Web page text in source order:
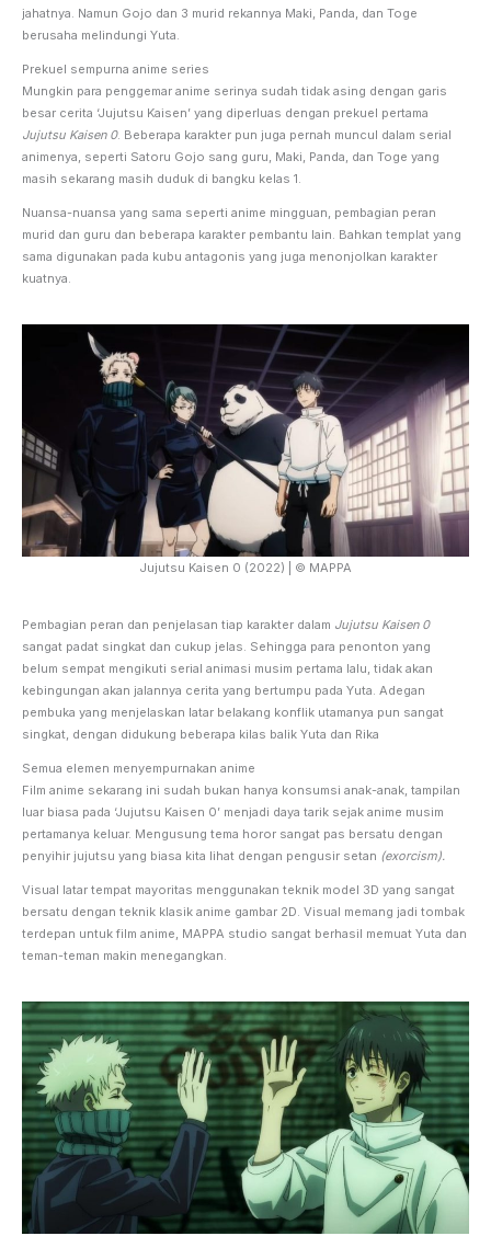
jahatnya. Namun Gojo dan 3 murid rekannya Maki, Panda, dan Toge
berusaha melindungi Yuta.
Prekuel sempurna anime series
Mungkin para penggemar anime serinya sudah tidak asing dengan garis
besar cerita ‘Jujutsu Kaisen’ yang diperluas dengan prekuel pertama
Jujutsu Kaisen 0. Beberapa karakter pun juga pernah muncul dalam serial
animenya, seperti Satoru Gojo sang guru, Maki, Panda, dan Toge yang
masih sekarang masih duduk di bangku kelas 1.
Nuansa-nuansa yang sama seperti anime mingguan, pembagian peran
murid dan guru dan beberapa karakter pembantu lain. Bahkan templat yang
sama digunakan pada kubu antagonis yang juga menonjolkan karakter
kuatnya.
Jujutsu Kaisen 0 (2022) | © MAPPA
Pembagian peran dan penjelasan tiap karakter dalam Jujutsu Kaisen 0
sangat padat singkat dan cukup jelas. Sehingga para penonton yang
belum sempat mengikuti serial animasi musim pertama lalu, tidak akan
kebingungan akan jalannya cerita yang bertumpu pada Yuta. Adegan
pembuka yang menjelaskan latar belakang konflik utamanya pun sangat
singkat, dengan didukung beberapa kilas balik Yuta dan Rika
Semua elemen menyempurnakan anime
Film anime sekarang ini sudah bukan hanya konsumsi anak-anak, tampilan
luar biasa pada ‘Jujutsu Kaisen 0’ menjadi daya tarik sejak anime musim
pertamanya keluar. Mengusung tema horor sangat pas bersatu dengan
penyihir jujutsu yang biasa kita lihat dengan pengusir setan (exorcism).
Visual latar tempat mayoritas menggunakan teknik model 3D yang sangat
bersatu dengan teknik klasik anime gambar 2D. Visual memang jadi tombak
terdepan untuk film anime, MAPPA studio sangat berhasil memuat Yuta dan
teman-teman makin menegangkan.